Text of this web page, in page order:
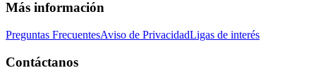
Más información
Preguntas FrecuentesAviso de PrivacidadLigas de interés
Contáctanos